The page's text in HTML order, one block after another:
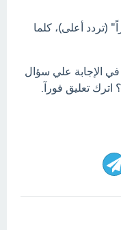
(تردد أعلى)، كلما
الإجابة علي سؤال
اترك تعليق فورآ.